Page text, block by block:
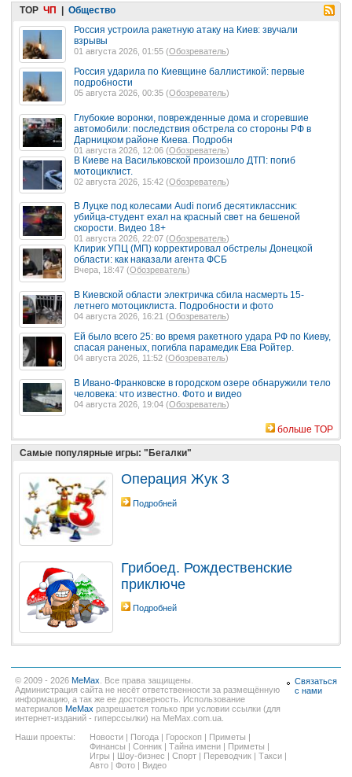
TOP ЧП | Общество
Россия устроила ракетную атаку на Киев: звучали
взрывы
01 августа 2026, 01:55 (Обозреватель)
Россия ударила по Киевщине баллистикой: первые
подробности
05 августа 2026, 00:35 (Обозреватель)
Глубокие воронки, поврежденные дома и сгоревшие
автомобили: последствия обстрела со стороны РФ в
Дарницком районе Киева. Подробн
01 августа 2026, 12:06 (Обозреватель)
В Киеве на Васильковской произошло ДТП: погиб
мотоциклист.
02 августа 2026, 15:42 (Обозреватель)
В Луцке под колесами Audi погиб десятиклассник:
убийца-студент ехал на красный свет на бешеной
скорости. Видео 18+
01 августа 2026, 22:07 (Обозреватель)
Клирик УПЦ (МП) корректировал обстрелы Донецкой
области: как наказали агента ФСБ
Вчера, 18:47 (Обозреватель)
В Киевской области электричка сбила насмерть 15-
летнего мотоциклиста. Подробности и фото
04 августа 2026, 16:21 (Обозреватель)
Ей было всего 25: во время ракетного удара РФ по Киеву,
спасая раненых, погибла парамедик Ева Ройтер.
04 августа 2026, 11:52 (Обозреватель)
В Ивано-Франковске в городском озере обнаружили тело
человека: что известно. Фото и видео
04 августа 2026, 19:04 (Обозреватель)
больше TOP
Самые популярные игры: "Бегалки"
Операция Жук 3
Подробней
Грибоед. Рождественские
приключе
Подробней
© 2009 - 2026 MeMax . Все права защищены.
Администрация сайта не несёт ответственности за размещённую
информацию, а так же ее достоверность. Использование
материалов MeMax разрешается только при условии ссылки (для
интернет-изданий - гиперссылки) на MeMax.com.ua.
Наши проекты:
Новости | Погода | Гороскоп | Приметы |
Финансы | Сонник | Тайна имени | Приметы |
Игры | Шоу-бизнес | Спорт | Переводчик | Такси |
Авто | Фото | Видео
Связаться
с нами